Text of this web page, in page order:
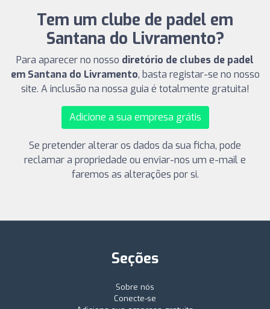
Tem um clube de padel em
Santana do Livramento?
Para aparecer no nosso diretório de clubes de padel
em Santana do Livramento, basta registar-se no nosso
site. A inclusão na nossa guia é totalmente gratuita!
Adicione a sua empresa grátis
Se pretender alterar os dados da sua ficha, pode
reclamar a propriedade ou enviar-nos um e-mail e
faremos as alterações por si.
Seções
Sobre nós
Conecte-se